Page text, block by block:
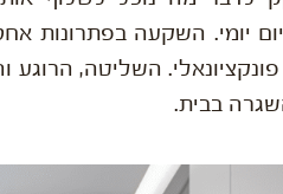
יום יומי. השקעה
השליטה,
בבית.